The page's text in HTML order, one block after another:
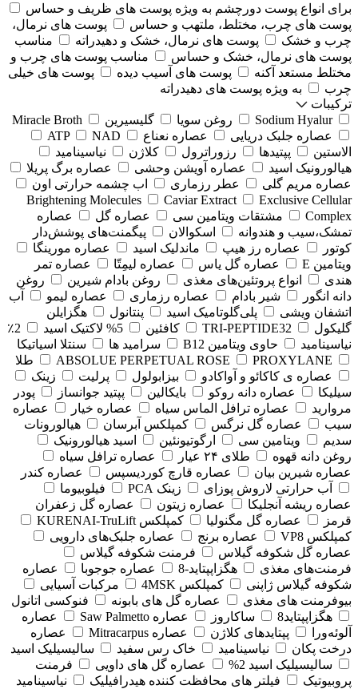
برای انواع پوست دورچشم به ویژه پوست های ظریف و حساس
پوست های چرب، مختلط، ملتهب و حساس
پوست های نرمال،
چرب و خشک
پوست های نرمال، خشک و دهیدراته
مناسب
پوست های نرمال، خشک و حساس
مناسب پوست های چرب و
مختلط مستعد آکنه
پوست های آسیب دیده
پوست های خیلی
چرب
به ویژه پوست های دهیدراته
ترکیبات
Sodium Hyalur
روغن سویا گلیسیرین
Miracle Broth
عصاره جلبک دریایی
عصاره نعناع ATP
NAD
الاستین
پپتیدها رزوراترول کلاژن
⁠نیاسینامید
هیالورونیک اسید
عصاره آویشن وحشی
عصاره برگ پریلا
عصاره مریم گلی
عطر رزماری
اب چشمه حرارتی اون
Brightening Molecules
Caviar Extract
Exclusive Cellular
Complex
مشتقات ویتامین سی عصاره گل
عصاره
تمشک،سیب و هندوانه
اسکوالان
پیگمنت‌های پوشش‌دار
کوتور
عصاره رز هیپ ماندلیک اسید
عصاره مورینگا
ویتامین E
عصاره گل یاس عصاره لیمِتّا
عصاره تمر
هندی
انواع پروتئین‌های مغذی روغن بادام شیرین
روغن
دانه انگور
شیر بادام عصاره رزماری عصاره لیمو
آب
اتشفان ویشی
پلی‌گلوتامیک اسید پنتانول
هگزایلن
گلیکول
TRI-PEPTIDE32 کافئین 5% لاکتیک اسید
2٪
نیاسینامید
حاوی ویتامین B12 سرامید ها
سنتلا اسیاتیکا
ABSOLUE PERPETUAL ROSE
PROXYLANE
طلا
عصاره ی کاکائو و آواکادو
بیزابولول پرلیت
زینک
سیلیکا
عصاره دانه روکو بایکالین پپتید جوانساز
پودر
مروارید
عصاره ترافل الماس سیاه عصاره خیار
عصاره
سیب
عصاره گل نرگس کمپلکس آبرسان
هیالورونات
سدیم
ویتامین سی ارگوتیونئین
اسید هیالورونیک
روغن دانه قهوه
طلای ۲۴ عیار
عصاره ترافل سیاه
عصاره شیرین بیان
عصاره قارچ کوردیسپس
عصاره کندر
آب حرارتی لاروش پوزای
زینک PCA
فیلوبیوما
عصاره ریشه آنجلیکا
عصاره زیتون
عصاره گل زعفران
قرمز
عصاره گل مگنولیا
کمپلکس KURENAI-TruLift
کمپلکس VP8
عصاره برنج
عصاره جلبک‌های دارویی
عصاره گل شکوفه گیلاس
فرمنت شکوفه گیلاس
فرمنت‌های مغذی
هگزاپپتاید-8 عصاره جوجوبا
عصاره
شکوفه گیلاس ژاپنی
کمپلکس 4MSK
مرکبات آسیایی
بیوفرمنت های مغذی
عصاره گل های بابونه
فنوکسی اتانول
هگزاپپتاید8
ساکاروز عصاره Saw Palmetto
عصاره
آلوئه‌ورا
پپتایدهای کلاژن عصاره Mitracarpus
عصاره
درخت پکان
نیاسینامید خاک رس سفید
سالیسیلیک اسید
سالیسیلیک اسید 2%
عصاره گل های داویی
فرمنت
پروبیوتیک
فیلتر های محافظت کننده هیدرافیلیک
نیاسینامید